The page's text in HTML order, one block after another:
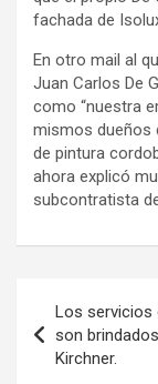
fachada de
En otro mail al
Juan Carlos De
como “nuestra
mismos dueños
de pintura
ahora explicó
subcontratista
de
entradas
Los servicios
son
Kirchner.